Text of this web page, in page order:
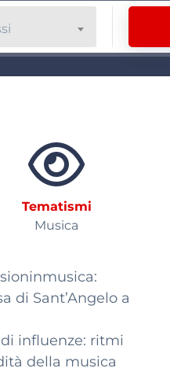
Tematismi
Musica
di Sant’Angelo a
influenze: ritmi
della musica